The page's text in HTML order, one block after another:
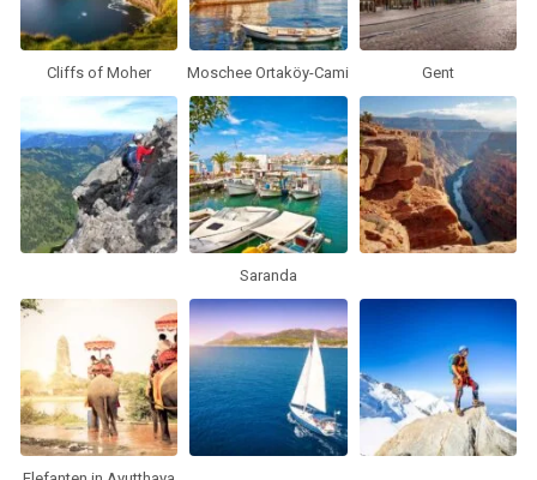
Cliffs of Moher Moschee Ortaköy-Cami Gent
Saranda